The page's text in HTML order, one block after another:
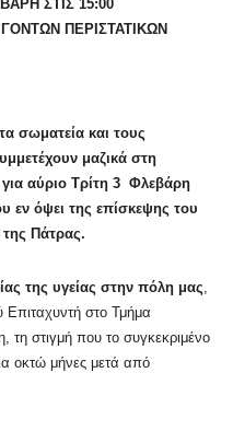
ΣΤΙΣ 15:00
ΠΕΡΙΣΤΑΤΙΚΩΝ
σωματεία και τους
μαζικά στη
αύριο Τρίτη 3 Φλεβάρη
εν όψει της επίσκεψης του
Πάτρας.
της υγείας στην πόλη μας
Επιταχυντή στο Τμήμα
τη στιγμή που το συγκεκριμένο
οκτώ μήνες μετά από